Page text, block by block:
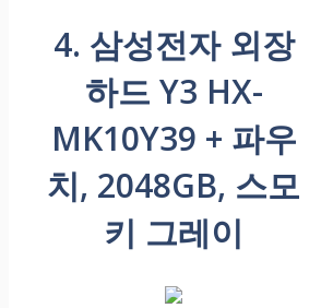
4. 삼성전자 외장
하드 Y3 HX-
MK10Y39 + 파우
치, 2048GB, 스모
키 그레이